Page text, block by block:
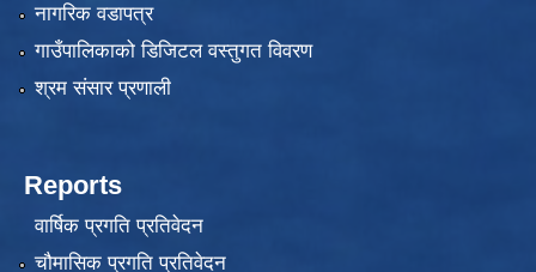
नागरिक वडापत्र
गाउँपालिकाको डिजिटल वस्तुगत विवरण
श्रम संसार प्रणाली
Reports
वार्षिक प्रगति प्रतिवेदन
चौमासिक प्रगति प्रतिवेदन